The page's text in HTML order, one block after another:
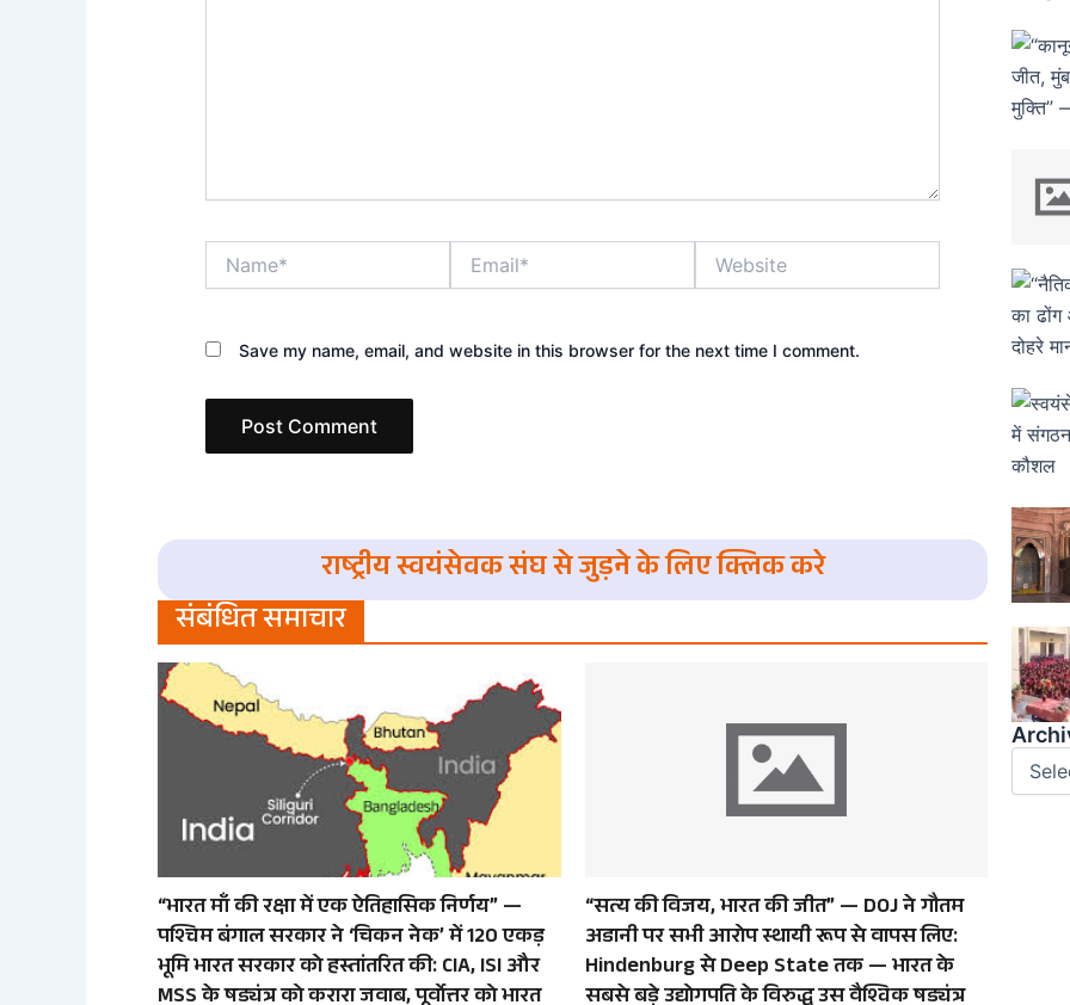
Save my name, email, and website in this browser for the next time I comment.
राष्ट्रीय स्वयंसेवक संघ से जुड़ने के लिए क्लिक करे
संबंधित समाचार
“भारत माँ की रक्षा में एक ऐतिहासिक निर्णय” —
पश्चिम बंगाल सरकार ने ‘चिकन नेक’ में 120 एकड़
भूमि भारत सरकार को हस्तांतरित की: CIA, ISI और
MSS के षड्यंत्र को करारा जवाब, पूर्वोत्तर को भारत
“सत्य की विजय, भारत की जीत” — DOJ ने गौतम
अडानी पर सभी आरोप स्थायी रूप से वापस लिए:
Hindenburg से Deep State तक — भारत के
सबसे बड़े उद्योगपति के विरुद्ध उस वैश्विक षड्यंत्र